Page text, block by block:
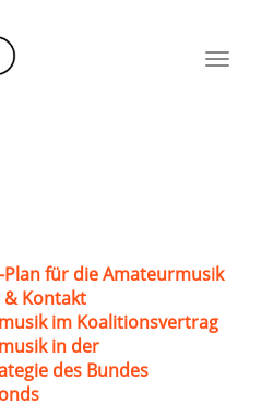
Toggle
Plan für die Amateurmusik
& Kontakt
im Koalitionsvertrag
in der
des Bundes